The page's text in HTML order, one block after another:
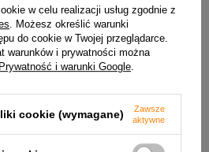
Auto Porsche 918 Spyder
Performance Zdalnie
Sterowane RC Białe Rastar
1:14
138,94 zł
w celu realizacji usług zgodnie z
. Możesz określić warunki
do cookie w Twojej przeglądarce.
warunków i prywatności można
Prywatność i warunki Google
cookie (wymagane)
Zawsze
aktywne